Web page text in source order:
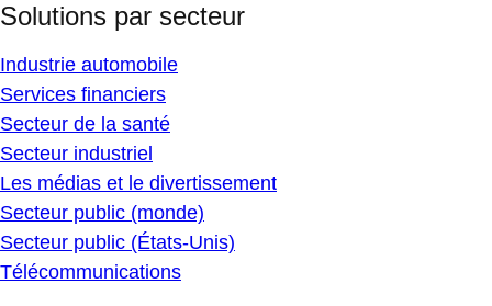
Solutions par secteur
Industrie automobile
Services financiers
Secteur de la santé
Secteur industriel
Les médias et le divertissement
Secteur public (monde)
Secteur public (États-Unis)
Télécommunications